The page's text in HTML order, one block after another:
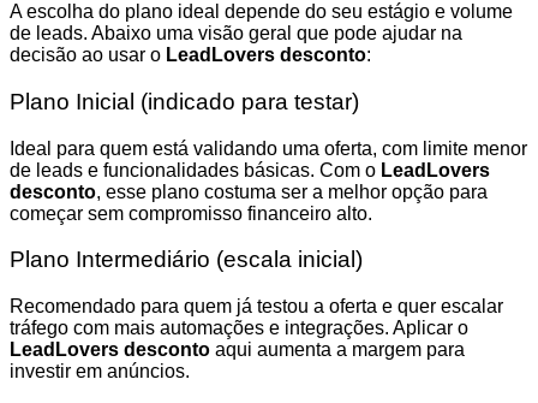
A escolha do plano ideal depende do seu estágio e volume
de leads. Abaixo uma visão geral que pode ajudar na
decisão ao usar o LeadLovers desconto:
Plano Inicial (indicado para testar)
Ideal para quem está validando uma oferta, com limite menor
de leads e funcionalidades básicas. Com o LeadLovers
desconto, esse plano costuma ser a melhor opção para
começar sem compromisso financeiro alto.
Plano Intermediário (escala inicial)
Recomendado para quem já testou a oferta e quer escalar
tráfego com mais automações e integrações. Aplicar o
LeadLovers desconto aqui aumenta a margem para
investir em anúncios.